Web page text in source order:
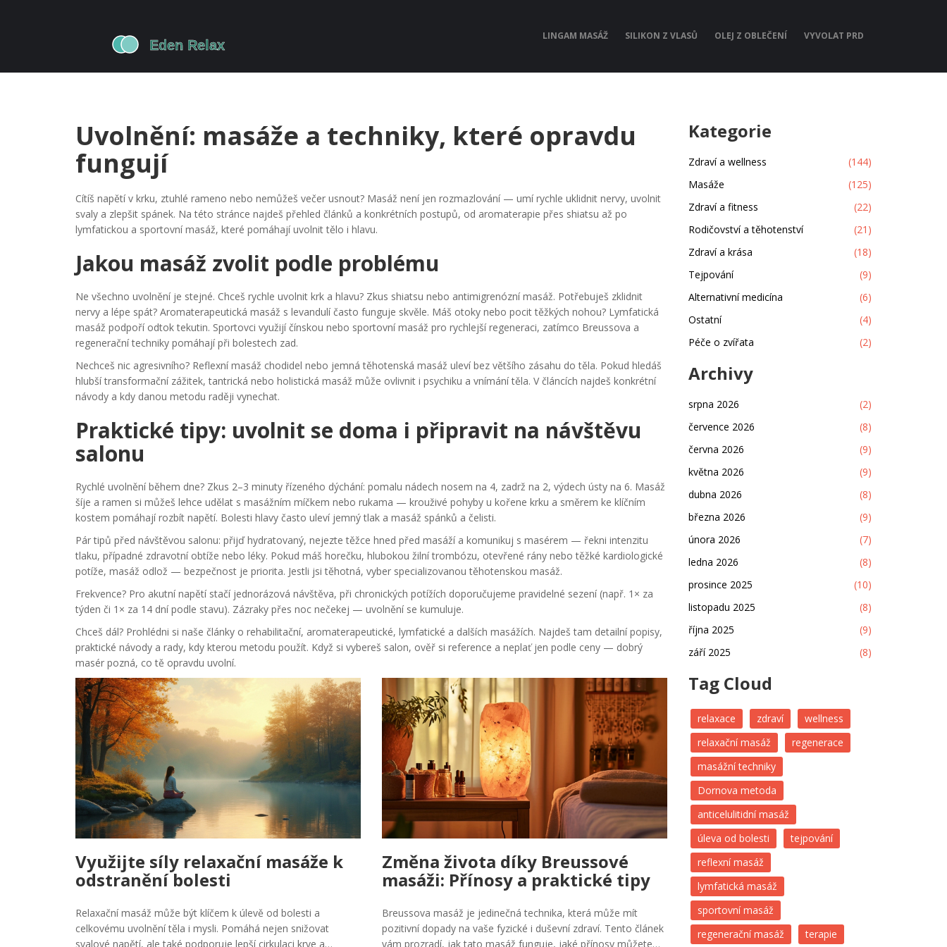
LINGAM MASÁŽ SILIKON Z VLASŮ OLEJ Z OBLEČENÍ VYVOLAT PRD
Uvolnění: masáže a techniky, které opravdu
fungují
Cítíš napětí v krku, ztuhlé rameno nebo nemůžeš večer usnout? Masáž není jen rozmazlování — umí rychle uklidnit nervy, uvolnit
svaly a zlepšit spánek. Na této stránce najdeš přehled článků a konkrétních postupů, od aromaterapie přes shiatsu až po
lymfatickou a sportovní masáž, které pomáhají uvolnit tělo i hlavu.
Jakou masáž zvolit podle problému
Ne všechno uvolnění je stejné. Chceš rychle uvolnit krk a hlavu? Zkus shiatsu nebo antimigrenózní masáž. Potřebuješ zklidnit
nervy a lépe spát? Aromaterapeutická masáž s levandulí často funguje skvěle. Máš otoky nebo pocit těžkých nohou? Lymfatická
masáž podpoří odtok tekutin. Sportovci využijí čínskou nebo sportovní masáž pro rychlejší regeneraci, zatímco Breussova a
regenerační techniky pomáhají při bolestech zad.
Nechceš nic agresivního? Reflexní masáž chodidel nebo jemná těhotenská masáž uleví bez většího zásahu do těla. Pokud hledáš
hlubší transformační zážitek, tantrická nebo holistická masáž může ovlivnit i psychiku a vnímání těla. V článcích najdeš konkrétní
návody a kdy danou metodu raději vynechat.
Praktické tipy: uvolnit se doma i připravit na návštěvu
salonu
Rychlé uvolnění během dne? Zkus 2–3 minuty řízeného dýchání: pomalu nádech nosem na 4, zadrž na 2, výdech ústy na 6. Masáž
šíje a ramen si můžeš lehce udělat s masážním míčkem nebo rukama — krouživé pohyby u kořene krku a směrem ke klíčním
kostem pomáhají rozbít napětí. Bolesti hlavy často uleví jemný tlak a masáž spánků a čelisti.
Pár tipů před návštěvou salonu: přijď hydratovaný, nejezte těžce hned před masáží a komunikuj s masérem — řekni intenzitu
tlaku, případné zdravotní obtíže nebo léky. Pokud máš horečku, hlubokou žilní trombózu, otevřené rány nebo těžké kardiologické
potíže, masáž odlož — bezpečnost je priorita. Jestli jsi těhotná, vyber specializovanou těhotenskou masáž.
Frekvence? Pro akutní napětí stačí jednorázová návštěva, při chronických potížích doporučujeme pravidelné sezení (např. 1× za
týden či 1× za 14 dní podle stavu). Zázraky přes noc nečekej — uvolnění se kumuluje.
Chceš dál? Prohlédni si naše články o rehabilitační, aromaterapeutické, lymfatické a dalších masážích. Najdeš tam detailní popisy,
praktické návody a rady, kdy kterou metodu použít. Když si vybereš salon, ověř si reference a neplať jen podle ceny — dobrý
masér pozná, co tě opravdu uvolní.
Využijte síly relaxační masáže k
odstranění bolesti
Relaxační masáž může být klíčem k úlevě od bolesti a
celkovému uvolnění těla i mysli. Pomáhá nejen snižovat
svalové napětí, ale také podporuje lepší cirkulaci krve a
Změna života díky Breussové
masáži: Přínosy a praktické tipy
Breussova masáž je jedinečná technika, která může mít
pozitivní dopady na vaše fyzické i duševní zdraví. Tento článek
vám prozradí, jak tato masáž funguje, jaké přínosy můžete
Kategorie
Zdraví a wellness
(144)
Masáže
(125)
Zdraví a fitness
(22)
Rodičovství a těhotenství
(21)
Zdraví a krása
(18)
Tejpování
(9)
Alternativní medicína
(6)
Ostatní
(4)
Péče o zvířata
(2)
Archivy
srpna 2026
(2)
července 2026
(8)
června 2026
(9)
května 2026
(9)
dubna 2026
(8)
března 2026
(9)
února 2026
(7)
ledna 2026
(8)
prosince 2025
(10)
listopadu 2025
(8)
října 2025
(9)
září 2025
(8)
Tag Cloud
relaxace zdraví
wellness
relaxační masáž
regenerace
masážní techniky
Dornova metoda
anticelulitidní masáž
úleva od bolesti
tejpování
reflexní masáž
lymfatická masáž
sportovní masáž
regenerační masáž
terapie